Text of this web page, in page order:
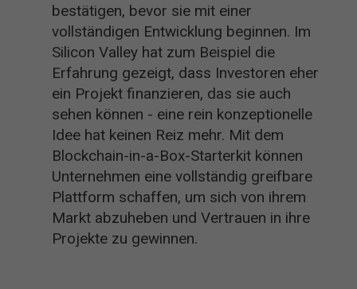
bestätigen, bevor sie mit einer
vollständigen Entwicklung beginnen. Im
Silicon Valley hat zum Beispiel die
Erfahrung gezeigt, dass Investoren eher
ein Projekt finanzieren, das sie auch
sehen können - eine rein konzeptionelle
Idee hat keinen Reiz mehr. Mit dem
Blockchain-in-a-Box-Starterkit können
Unternehmen eine vollständig greifbare
Plattform schaffen, um sich von ihrem
Markt abzuheben und Vertrauen in ihre
Projekte zu gewinnen.